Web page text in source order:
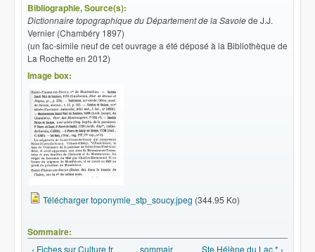
Bibliographie, Source(s):
Dictionnaire topographique du Département de la Savoiede J.J.
Vernier (Chambéry 1897)
(un fac-simile neuf de cet ouvrage a été déposé à la Bibliothèque de
La Rochette en 2012)
Image box:
Télécharger toponymie_stp_soucy.jpeg (344.95 Ko)
Sommaire:
‹ Fiches sur Culture.fr
sommair
Ste Hélène du Lac * ›